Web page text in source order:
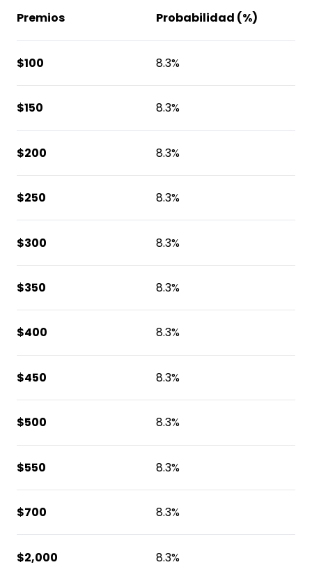
Premios Probabilidad (%)
$100 8.3%
$150 8.3%
$200 8.3%
$250 8.3%
$300 8.3%
$350 8.3%
$400 8.3%
$450 8.3%
$500 8.3%
$550 8.3%
$700 8.3%
$2,000 8.3%